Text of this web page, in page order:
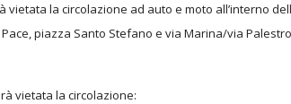
vietata la circolazione ad auto e moto all’interno
piazza Santo Stefano e via Marina/via
vietata la circolazione: